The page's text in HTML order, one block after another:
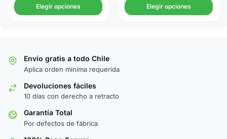
Elegir opciones Elegir opciones
Envío gratis a todo Chile
Aplica orden minima requerida
Devoluciones fáciles
10 días con derecho a retracto
Garantía Total
Por defectos de fábrica